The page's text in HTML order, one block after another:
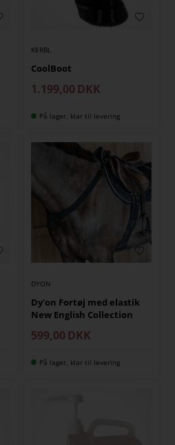
KERBL
CoolBoot
1.199,00 DKK
På lager, klar til levering
DYON
Dy'on Fortøj med elastik
New English Collection
599,00 DKK
På lager, klar til levering